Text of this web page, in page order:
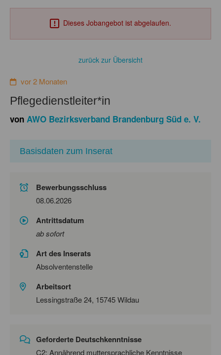
Dieses Jobangebot ist abgelaufen.
zurück zur Übersicht
vor 2 Monaten
Pflegedienstleiter*in
von AWO Bezirksverband Brandenburg Süd e. V.
Basisdaten zum Inserat
Bewerbungsschluss
08.06.2026
Antrittsdatum
ab sofort
Art des Inserats
Absolventenstelle
Arbeitsort
Lessingstraße 24, 15745 Wildau
Geforderte Deutschkenntnisse
C2: Annährend muttersprachliche Kenntnisse